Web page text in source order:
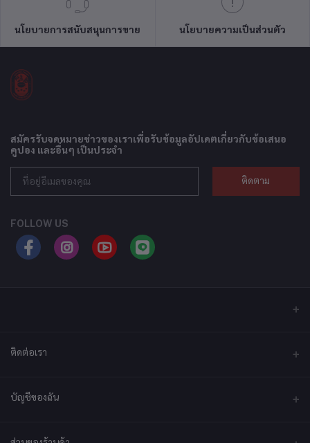
นโยบายการสนับสนุนการขาย นโยบายความเป็นส่วนตัว
สมัครรับจดหมายข่าวของเราเพื่อรับข้อมูลอัปเดตเกี่ยวกับข้อเสนอ
คูปอง และอื่นๆ เป็นประจำ
ติดตาม
FOLLOW US
ติดต่อเรา
ที่อยู่
จังหวัดนครปฐม 73210
บัญชีของฉัน
เข้าสู่ระบบ